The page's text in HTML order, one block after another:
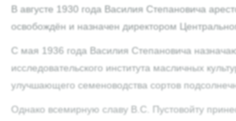
В августе 1930 года Василия Степановича
освобождён и назначен директором
С мая 1936 года Василия Степановича
исследовательского института масличных
улучшающего семеноводства сортов
Однако всемирную славу В.С. Пустовойту